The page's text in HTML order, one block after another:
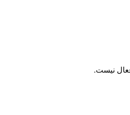
نیست.